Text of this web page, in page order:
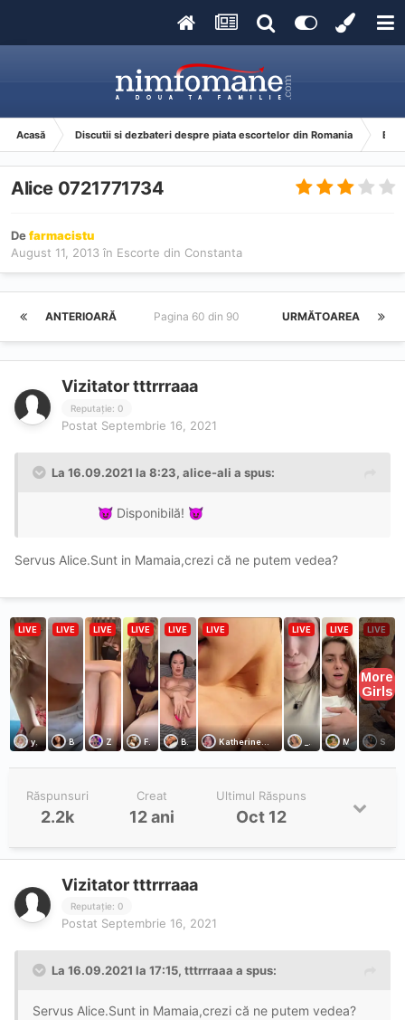
Acasă Discutii si dezbateri despre piata escortelor din Romania
Alice 0721771734
Defarmacistu
August 11, 2013 în Escorte din Constanta
ANTERIOARĂ URMĂTOAREA
Pagina 60 din 90
Vizitator tttrrraaa
Reputație: 0
Postat Septembrie 16, 2021
La 16.09.2021 la 8:23, alice-ali a spus:
😈 Disponibilă! 😈
Servus Alice.Sunt in Mamaia,crezi că ne putem vedea?
Răspunsuri
2.2k
Creat
12 ani
Ultimul Răspuns
Oct 12
Vizitator tttrrraaa
Reputație: 0
Postat Septembrie 16, 2021
La 16.09.2021 la 17:15, tttrrraaa a spus:
Servus Alice.Sunt in Mamaia,crezi că ne putem vedea?